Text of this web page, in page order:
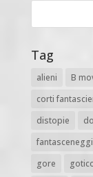
Tag
alieni B
corti
distopie
gore